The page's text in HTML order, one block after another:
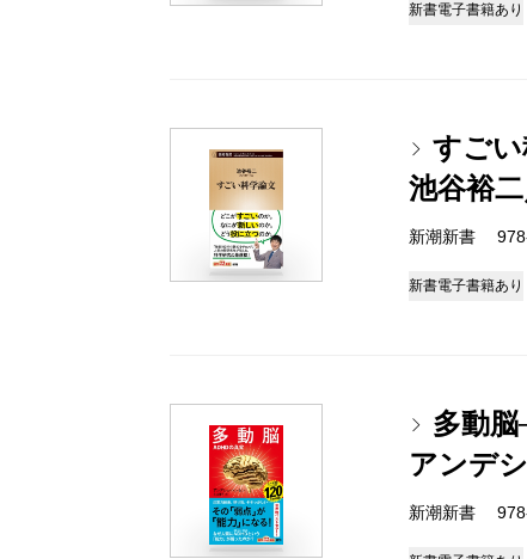
新書電子書籍あり
すご
池谷裕
新潮新書
新書電子書籍あり
多動
アンデ
新潮新書